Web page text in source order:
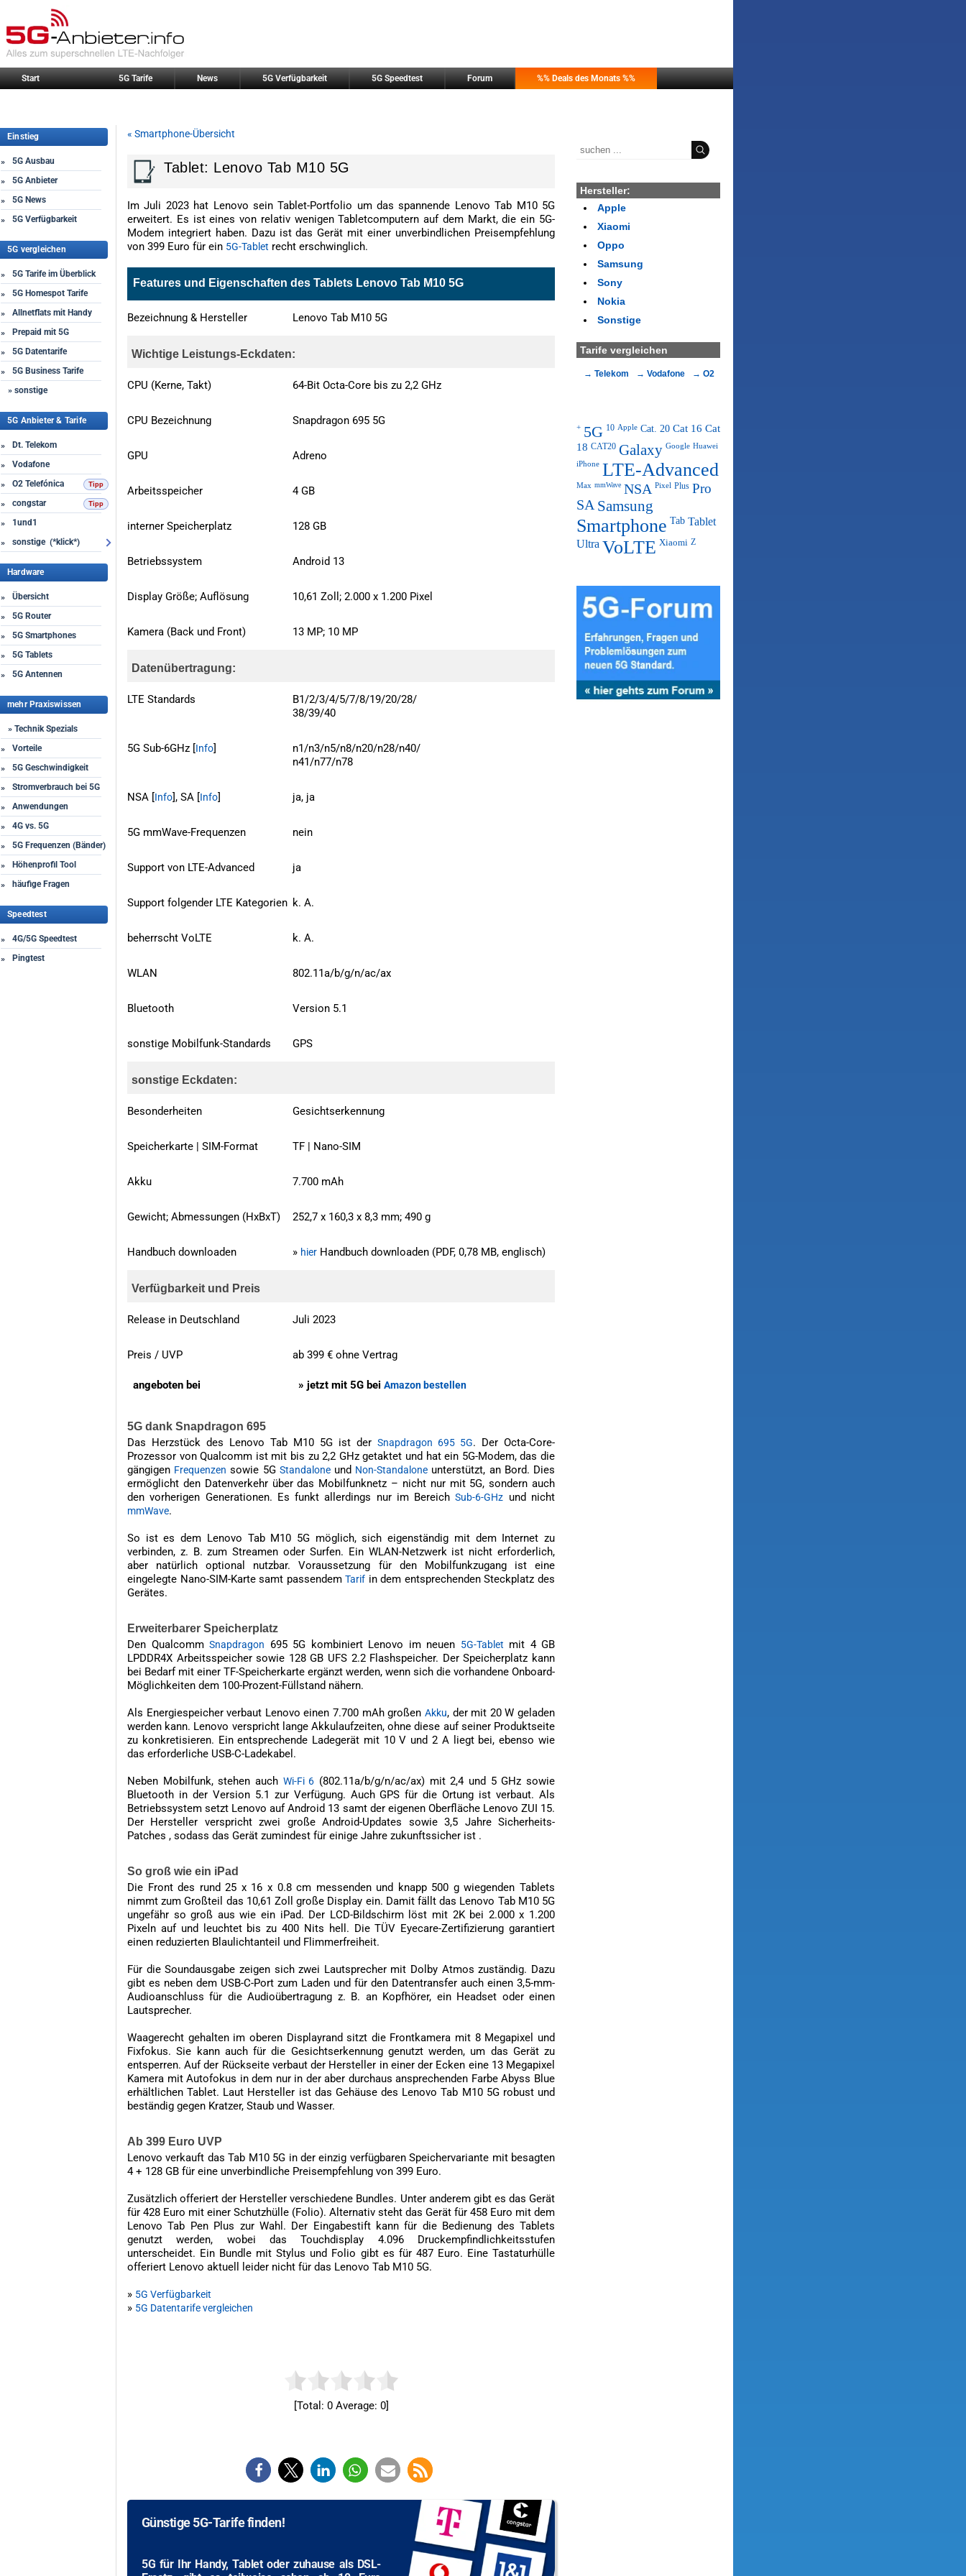
Start 5G Tarife News 5G Verfügbarkeit 5G Speedtest Forum %% Deals des Monats %%
Einstieg
»
5G Ausbau
»
5G Anbieter
»
5G News
»
5G Verfügbarkeit
5G vergleichen
»
5G Tarife im Überblick
»
5G Homespot Tarife
»
Allnetflats mit Handy
»
Prepaid mit 5G
»
5G Datentarife
»
5G Business Tarife
» sonstige
5G Anbieter & Tarife
»
Dt. Telekom
»
Vodafone
»
O2 Telefónica
»
congstar
»
1und1
»
sonstige (*klick*)
Hardware
»
Übersicht
»
5G Router
»
5G Smartphones
»
5G Tablets
»
5G Antennen
mehr Praxiswissen
» Technik Spezials
»
Vorteile
»
5G Geschwindigkeit
»
Stromverbrauch bei 5G
»
Anwendungen
»
4G vs. 5G
»
5G Frequenzen (Bänder)
»
Höhenprofil Tool
»
häufige Fragen
Speedtest
»
4G/5G Speedtest
»
Pingtest
« Smartphone-Übersicht
Tablet: Lenovo Tab M10 5G
Im Juli 2023 hat Lenovo sein Tablet-Portfolio um das spannende Lenovo Tab M10 5G
erweitert. Es ist eines von relativ wenigen Tabletcomputern auf dem Markt, die ein 5G-
Modem integriert haben. Dazu ist das Gerät mit einer unverbindlichen Preisempfehlung
von 399 Euro für ein 5G-Tablet recht erschwinglich.
Features und Eigenschaften des Tablets Lenovo Tab M10 5G
Bezeichnung & Hersteller Lenovo Tab M10 5G
Wichtige Leistungs-Eckdaten:
CPU (Kerne, Takt) 64-Bit Octa-Core bis zu 2,2 GHz
CPU Bezeichnung Snapdragon 695 5G
GPU Adreno
Arbeitsspeicher 4 GB
interner Speicherplatz 128 GB
Betriebssystem Android 13
Display Größe; Auflösung 10,61 Zoll; 2.000 x 1.200 Pixel
Kamera (Back und Front) 13 MP; 10 MP
Datenübertragung:
LTE Standards
B1/2/3/4/5/7/8/19/20/28/
38/39/40
5G Sub-6GHz [ Info]
n1/n3/n5/n8/n20/n28/n40/
n41/n77/n78
NSA [ Info], SA [ Info] ja, ja
5G mmWave-Frequenzen nein
Support von LTE-Advanced ja
Support folgender LTE Kategorien k. A.
beherrscht VoLTE k. A.
WLAN 802.11a/b/g/n/ac/ax
Bluetooth Version 5.1
sonstige Mobilfunk-Standards GPS
sonstige Eckdaten:
Besonderheiten Gesichtserkennung
Speicherkarte | SIM-Format TF | Nano-SIM
Akku 7.700 mAh
Gewicht; Abmessungen (HxBxT) 252,7 x 160,3 x 8,3 mm; 490 g
Handbuch downloaden » hier Handbuch downloaden (PDF, 0,78 MB, englisch)
Verfügbarkeit und Preis
Release in Deutschland Juli 2023
Preis / UVP ab 399 € ohne Vertrag
angeboten bei » jetzt mit 5G bei Amazon bestellen
5G dank Snapdragon 695
Das Herzstück des Lenovo Tab M10 5G ist der Snapdragon 695 5G. Der Octa-Core-
Prozessor von Qualcomm ist mit bis zu 2,2 GHz getaktet und hat ein 5G-Modem, das die
gängigen Frequenzen sowie 5G Standaloneund Non-Standalone unterstützt, an Bord. Dies
ermöglicht den Datenverkehr über das Mobilfunknetz – nicht nur mit 5G, sondern auch
den vorherigen Generationen. Es funkt allerdings nur im BereichSub-6-GHz und nicht
mmWave.
So ist es dem Lenovo Tab M10 5G möglich, sich eigenständig mit dem Internet zu
verbinden, z. B. zum Streamen oder Surfen. Ein WLAN-Netzwerk ist nicht erforderlich,
aber natürlich optional nutzbar. Voraussetzung für den Mobilfunkzugang ist eine
eingelegte Nano-SIM-Karte samt passendemTarif in dem entsprechenden Steckplatz des
Gerätes.
Erweiterbarer Speicherplatz
Den Qualcomm Snapdragon 695 5G kombiniert Lenovo im neuen 5G-Tablet mit 4 GB
LPDDR4X Arbeitsspeicher sowie 128 GB UFS 2.2 Flashspeicher. Der Speicherplatz kann
bei Bedarf mit einer TF-Speicherkarte ergänzt werden, wenn sich die vorhandene Onboard-
Möglichkeiten dem 100-Prozent-Füllstand nähern.
Als Energiespeicher verbaut Lenovo einen 7.700 mAh großen Akku, der mit 20 W geladen
werden kann. Lenovo verspricht lange Akkulaufzeiten, ohne diese auf seiner Produktseite
zu konkretisieren. Ein entsprechende Ladegerät mit 10 V und 2 A liegt bei, ebenso wie
das erforderliche USB-C-Ladekabel.
Neben Mobilfunk, stehen auch Wi-Fi 6 (802.11a/b/g/n/ac/ax) mit 2,4 und 5 GHz sowie
Bluetooth in der Version 5.1 zur Verfügung. Auch GPS für die Ortung ist verbaut. Als
Betriebssystem setzt Lenovo auf Android 13 samt der eigenen Oberfläche Lenovo ZUI 15.
Der Hersteller verspricht zwei große Android-Updates sowie 3,5 Jahre Sicherheits-
Patches , sodass das Gerät zumindest für einige Jahre zukunftssicher ist .
So groß wie ein iPad
Die Front des rund 25 x 16 x 0.8 cm messenden und knapp 500 g wiegenden Tablets
nimmt zum Großteil das 10,61 Zoll große Display ein. Damit fällt das Lenovo Tab M10 5G
ungefähr so groß aus wie ein iPad. Der LCD-Bildschirm löst mit 2K bei 2.000 x 1.200
Pixeln auf und leuchtet bis zu 400 Nits hell. Die TÜV Eyecare-Zertifizierung garantiert
einen reduzierten Blaulichtanteil und Flimmerfreiheit.
Für die Soundausgabe zeigen sich zwei Lautsprecher mit Dolby Atmos zuständig. Dazu
gibt es neben dem USB-C-Port zum Laden und für den Datentransfer auch einen 3,5-mm-
Audioanschluss für die Audioübertragung z. B. an Kopfhörer, ein Headset oder einen
Lautsprecher.
Waagerecht gehalten im oberen Displayrand sitzt die Frontkamera mit 8 Megapixel und
Fixfokus. Sie kann auch für die Gesichtserkennung genutzt werden, um das Gerät zu
entsperren. Auf der Rückseite verbaut der Hersteller in einer der Ecken eine 13 Megapixel
Kamera mit Autofokus in dem nur in der aber durchaus ansprechenden Farbe Abyss Blue
erhältlichen Tablet. Laut Hersteller ist das Gehäuse des Lenovo Tab M10 5G robust und
beständig gegen Kratzer, Staub und Wasser.
Ab 399 Euro UVP
Lenovo verkauft das Tab M10 5G in der einzig verfügbaren Speichervariante mit besagten
4 + 128 GB für eine unverbindliche Preisempfehlung von 399 Euro.
Zusätzlich offeriert der Hersteller verschiedene Bundles. Unter anderem gibt es das Gerät
für 428 Euro mit einer Schutzhülle (Folio). Alternativ steht das Gerät für 458 Euro mit dem
Lenovo Tab Pen Plus zur Wahl. Der Eingabestift kann für die Bedienung des Tablets
genutzt werden, wobei das Touchdisplay 4.096 Druckempfindlichkeitsstufen
unterscheidet. Ein Bundle mit Stylus und Folio gibt es für 487 Euro. Eine Tastaturhülle
offeriert Lenovo aktuell leider nicht für das Lenovo Tab M10 5G.
» 5G Verfügbarkeit
» 5G Datentarife vergleichen
[Total: 0Average: 0]
Günstige 5G-Tarife finden!
5G für Ihr Handy, Tablet oder zuhause als DSL-
Hersteller:
Apple
Xiaomi
Oppo
Samsung
Sony
Nokia
Sonstige
Tarife vergleichen
Telekom Vodafone O2
+ 5G 10 Apple Cat. 20 Cat 16 Cat
18 CAT20 Galaxy Google Huawei
iPhone LTE-Advanced
Max mmWave NSA Pixel Plus Pro
SA Samsung
Smartphone Tab Tablet
Ultra VoLTE Xiaomi Z